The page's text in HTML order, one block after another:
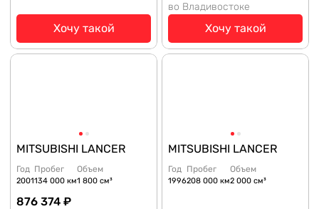
Хочу такой
во Владивостоке
Хочу такой
MITSUBISHI LANCER
Год
2001
Пробег
134 000 км
Объем
1 800 см³
876 374 ₽
MITSUBISHI LANCER
Год
1996
Пробег
208 000 км
Объем
2 000 см³